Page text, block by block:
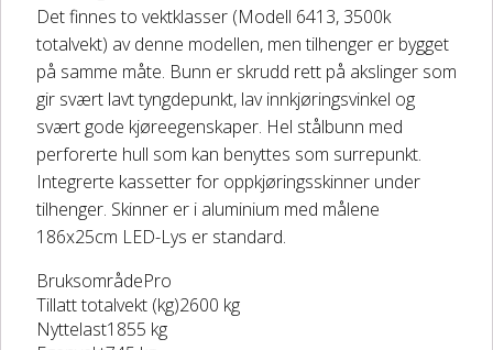
Honda Power Equipment
Stihl -Skog og Hage
Toro Snøfres
DELER OG TILBEHØR
Batteriladere
GIVI – Bagasjesystem for MC
Det finnes to vektklasser (Modell 6413, 3500k
totalvekt) av denne modellen, men tilhenger er bygget
på samme måte. Bunn er skrudd rett på akslinger som
gir svært lavt tyngdepunkt, lav innkjøringsvinkel og
svært gode kjøreegenskaper. Hel stålbunn med
perforerte hull som kan benyttes som surrepunkt.
Integrerte kassetter for oppkjøringsskinner under
tilhenger. Skinner er i aluminium med målene
186x25cm LED-Lys er standard.
BruksområdePro
Tillatt totalvekt (kg)2600 kg
Nyttelast1855 kg